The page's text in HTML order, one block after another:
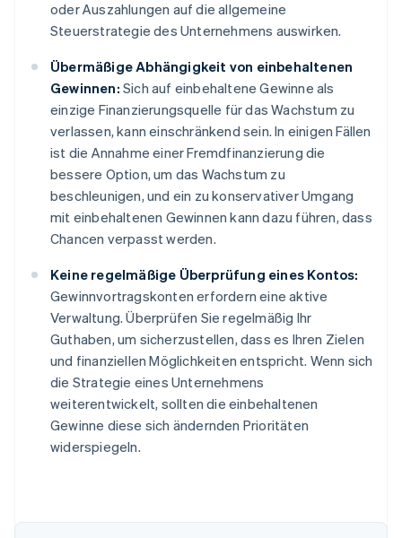
oder Auszahlungen auf die allgemeine
Steuerstrategie des Unternehmens auswirken.
Übermäßige Abhängigkeit von einbehaltenen
Gewinnen: Sich auf einbehaltene Gewinne als
einzige Finanzierungsquelle für das Wachstum zu
verlassen, kann einschränkend sein. In einigen Fällen
ist die Annahme einer Fremdfinanzierung die
bessere Option, um das Wachstum zu
beschleunigen, und ein zu konservativer Umgang
mit einbehaltenen Gewinnen kann dazu führen, dass
Chancen verpasst werden.
Keine regelmäßige Überprüfung eines Kontos:
Gewinnvortragskonten erfordern eine aktive
Verwaltung. Überprüfen Sie regelmäßig Ihr
Guthaben, um sicherzustellen, dass es Ihren Zielen
und finanziellen Möglichkeiten entspricht. Wenn sich
die Strategie eines Unternehmens
weiterentwickelt, sollten die einbehaltenen
Gewinne diese sich ändernden Prioritäten
widerspiegeln.